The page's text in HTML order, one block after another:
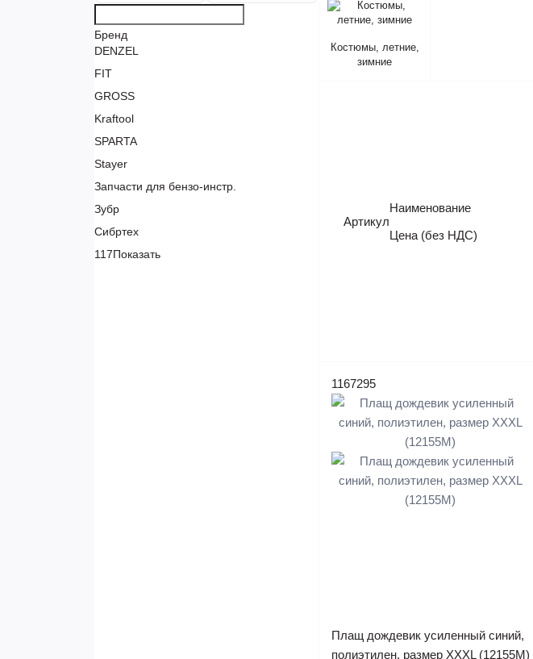
Бренд
DENZEL
FIT
GROSS
Kraftool
SPARTA
Stayer
Запчасти для бензо-инстр.
Зубр
Сибртех
117Показать
Костюмы, летние,
зимние
Артикул
Наименование
Цена (без НДС)
1167295
Плащ дождевик усиленный синий,
полиэтилен, размер XXXL (12155М)